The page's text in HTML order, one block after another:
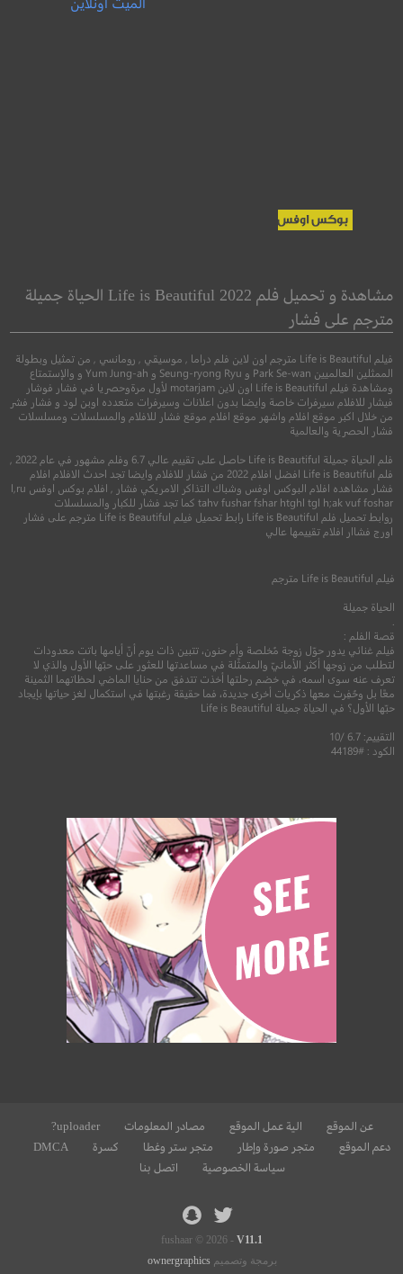
الصرخة 6
7.0
Chest
قراصنة الكاريبي:
الرجل الميت
اكشن ● مغامرة●
مشاهدة و تحميل فلم Life is Beautiful 2022 الحياة جميلة
مترجم على فشار
فيلم Life is Beautiful مترجم اون لاين فلم دراما , موسيقي , رومانسي , من تمثيل وبطولة
الممثلين العالميين Park Se-wan و Seung-ryong Ryu و Yum Jung-ah و والإستمتاع
ومشاهدة فيلم Life is Beautiful اون لاين motarjam لأول مرةوحصريا في فشار فوشار
فيشار للافلام سيرفرات خاصة وايضا بدون اعلانات وسيرفرات متعدده اوبن لود و فشار فشر
من خلال اكبر موقع افلام واشهر موقع افلام موقع فشار للافلام والمسلسلات ومسلسلات
فشار الحصرية والعالمية
فلم Life is Beautiful افضل افلام 2022 من فشار للافلام وايضا تجد احدث الافلام افلام
فشار مشاهده افلام البوكس اوفس وشباك التذاكر الامريكي فشار , افلام بوكس اوفس l,ru
tahv fushar fshar htghl tgl h;ak vuf foshar كما تجد فشار للكبار والمسلسلات
روابط تحميل فلم Life is Beautiful رابط تحميل فيلم Life is Beautiful مترجم على فشار
اورج فشاار افلام تقييمها عالي
فيلم Life is Beautiful مترجم
الحياة جميلة
قصة الفلم :
فيلم غنائي يدور حوّل زوجة مُخلصة وأم حنون، تتبين ذات يوم أنّ أيامها باتت معدودات
لتطلب من زوجها أكثر الأمانيّ والمتمثّلة في مساعدتها للعثور على حبّها الأول والذي لا
تعرف عنه سوى اسمه، في خضم رحلتها أخذت تتدفق من حنايا الماضي لحظاتهما الثمينة
معًا بل وحُفِرت معها ذكريات أخرى جديدة، فما حقيقة رغبتها في استكمال لغز حياتها بإيجاد
حبّها الأول؟ في الحياة جميلة Life is Beautiful
التقييم: 6.7 /10
الكود : #44189
عن الموقع الية عمل الموقع مصادر المعلومات
uploader?
دعم الموقع
متجر صورة وإطار متجر ستر وغطا كسرة
DMCA
سياسة الخصوصية
اتصل بنا
fushaar © 2026 - V11.1
برمجة وتصميم ownergraphics